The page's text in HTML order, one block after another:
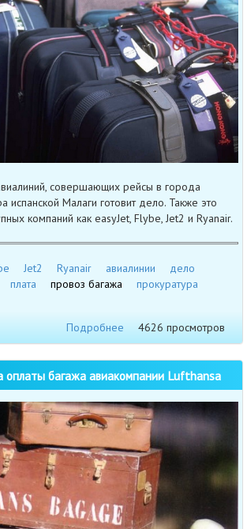
совершающих рейсы в города
испанской Малаги готовит дело. Также это
компаний как easyJet, Flybe, Jet2 и Ryanair.
Jet2 Ryanair авиалинии
дело
плата провоз багажа
прокуратура
Подробнее
4626 просмотров
оплаты багажа авиакомпании Lufthansa